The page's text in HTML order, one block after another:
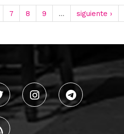
7 8 9 … siguiente ›